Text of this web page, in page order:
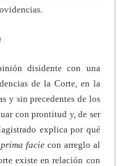
disidente con una
de la Corte, en la
y sin precedentes de los
con prontitud y, de ser
explica por qué
prima faciecon arreglo al
existe en relación con